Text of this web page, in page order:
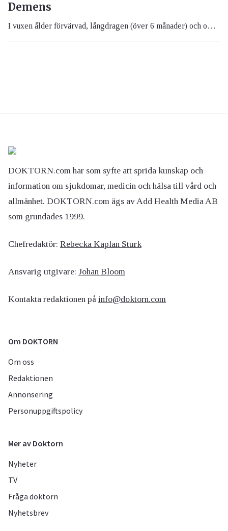
Demens
I vuxen ålder förvärvad, långdragen (över 6 månader) och omfattande försämring av psykiska funktioner som till exempel i...
DOKTORN.com har som syfte att sprida kunskap och
information om sjukdomar, medicin och hälsa till vård och
allmänhet. DOKTORN.com ägs av Add Health Media AB
som grundades 1999.
Chefredaktör: Rebecka Kaplan Sturk
Ansvarig utgivare: Johan Bloom
Kontakta redaktionen på info@doktorn.com
Om DOKTORN
Om oss
Redaktionen
Annonsering
Personuppgiftspolicy
Mer av Doktorn
Nyheter
TV
Fråga doktorn
Nyhetsbrev